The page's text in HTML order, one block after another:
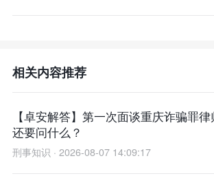
相关内容推荐
【卓安解答】第一次面谈重庆诈骗罪
还要问什么？
刑事知识 · 2026-08-07 14:09:17